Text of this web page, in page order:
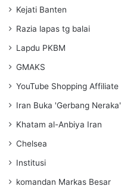
Kejati Banten
Razia lapas tg balai
Lapdu PKBM
GMAKS
YouTube Shopping Affiliate
Iran Buka 'Gerbang Neraka'
Khatam al-Anbiya Iran
Chelsea
Institusi
komandan Markas Besar